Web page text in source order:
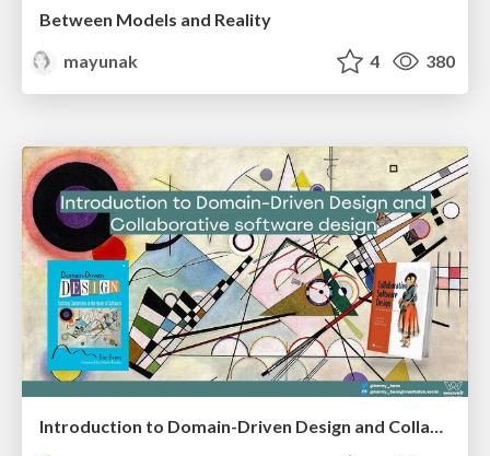
Between Models and Reality
mayunak
4 380
Introduction to Domain-Driven Design and Collaborative software design